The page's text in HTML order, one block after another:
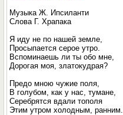
Музыка Ж. Ипсиланти
Слова Г. Храпака
Я иду не по нашей земле,
Просыпается серое утро.
Вспоминаешь ли ты обо мне,
Дорогая моя, златокудрая?
Предо мною чужие поля,
В голубом, как у нас, тумане,
Серебрятся вдали тополя
Этим утром холодным, ранним.